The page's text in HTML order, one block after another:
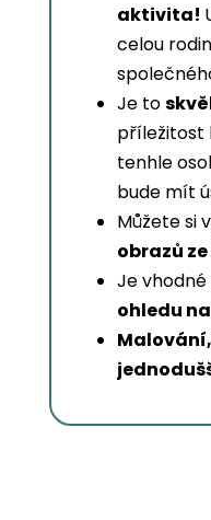
aktivita!
celou
Je to
příležitost
tenhle
bude mít
Můžete si
obrazů
Je
ohledu